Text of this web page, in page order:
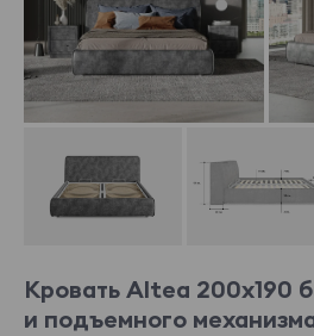
Кровать Altea 200x190
и подъемного